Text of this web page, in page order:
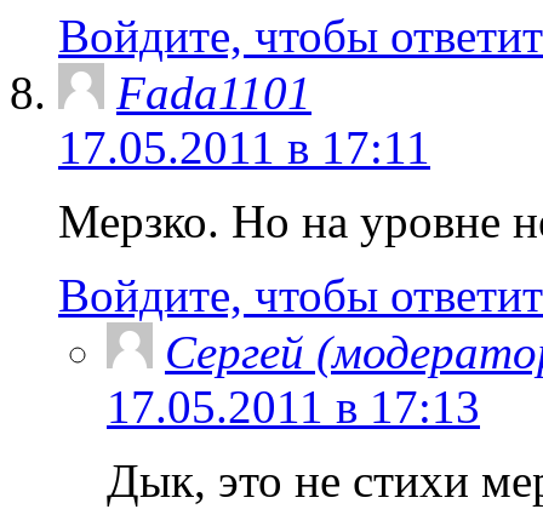
Войдите, чтобы
Fada1101
17.05.2011 в 17:11
Мерзко. Но на уровне
Войдите, чтобы
Сергей
17.05.2011 в 17:13
Дык, это не стихи